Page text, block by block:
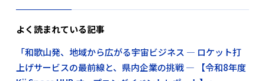
よく読まれている記事
「和歌山発、地域から広がる宇宙ビジネス ― ロケット打
上げサービスの最前線と、県内企業の挑戦 ― 【令和8年度